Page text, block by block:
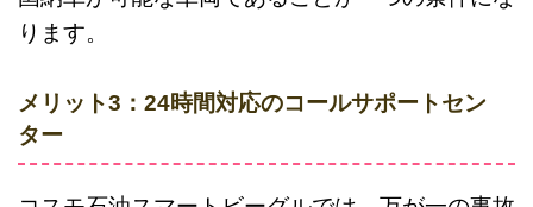
ります。
メリット3：24時間対応のコールサポートセン
ター